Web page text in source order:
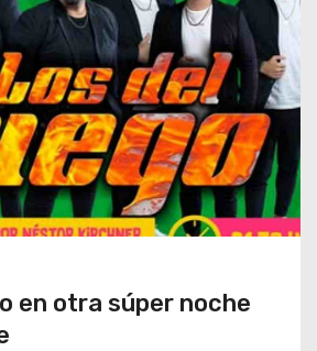
en otra súper noche